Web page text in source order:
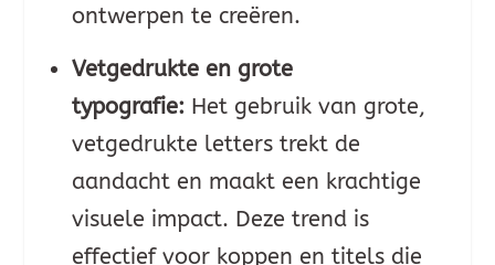
ontwerpen te creëren.
Vetgedrukte en grote
typografie: Het gebruik van grote,
vetgedrukte letters trekt de
aandacht en maakt een krachtige
visuele impact. Deze trend is
effectief voor koppen en titels die